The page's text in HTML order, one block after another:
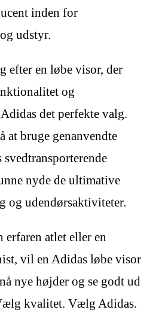
inden for
udstyr.
efter en løbe visor, der
og
det perfekte valg.
at bruge genanvendte
svedtransporterende
nyde de ultimative
og udendørsaktiviteter.
erfaren atlet eller en
vil en Adidas løbe visor
nye højder og se godt ud
kvalitet. Vælg Adidas.